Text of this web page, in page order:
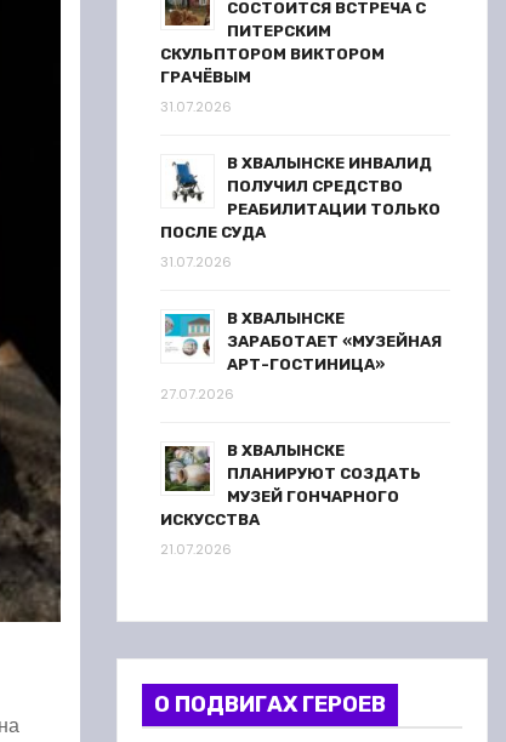
СОСТОИТСЯ ВСТРЕЧА С
ПИТЕРСКИМ
СКУЛЬПТОРОМ ВИКТОРОМ
ГРАЧЁВЫМ
31.07.2026
В ХВАЛЫНСКЕ ИНВАЛИД
ПОЛУЧИЛ СРЕДСТВО
РЕАБИЛИТАЦИИ ТОЛЬКО
ПОСЛЕ СУДА
31.07.2026
В ХВАЛЫНСКЕ
ЗАРАБОТАЕТ «МУЗЕЙНАЯ
АРТ-ГОСТИНИЦА»
27.07.2026
В ХВАЛЫНСКЕ
ПЛАНИРУЮТ СОЗДАТЬ
МУЗЕЙ ГОНЧАРНОГО
ИСКУССТВА
21.07.2026
О ПОДВИГАХ ГЕРОЕВ